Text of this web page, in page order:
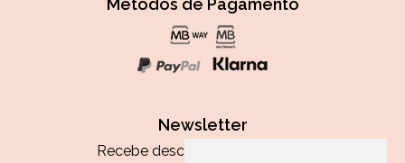
Métodos de Pagamento
Newsletter
Recebe descontos exclusivos e